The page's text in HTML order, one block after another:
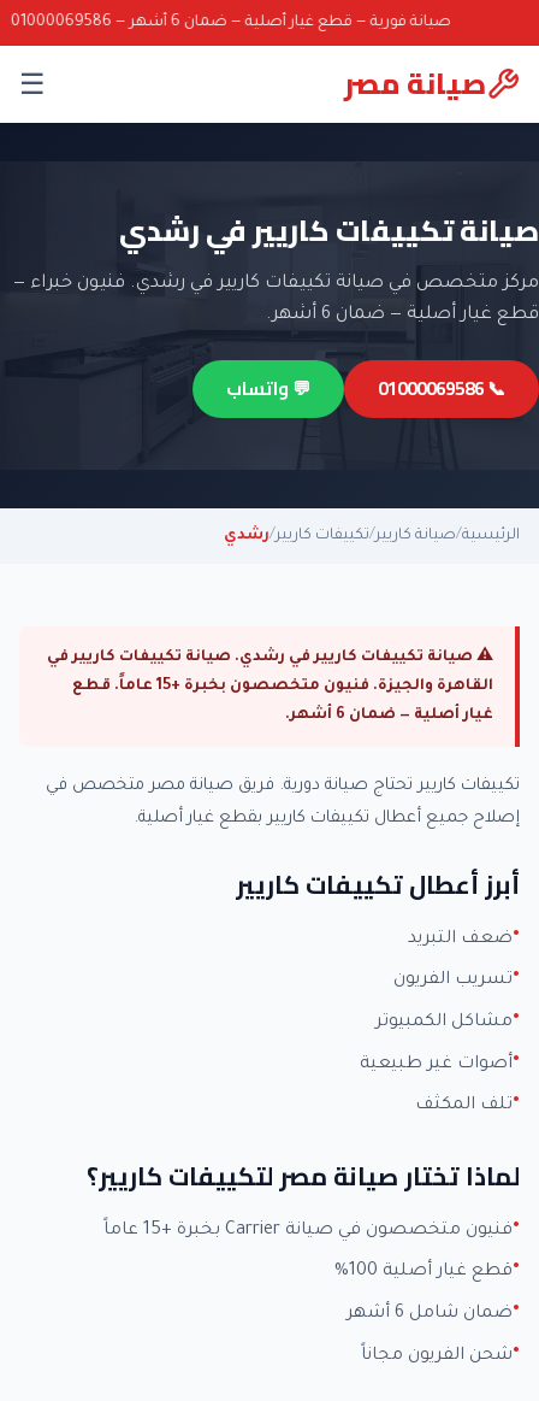
صيانة فورية — قطع غيار أصلية — ضمان 6 أشهر — 01000069586
صيانة مصر ☰
صيانة تكييفات كاريير في رشدي
مركز متخصص في صيانة تكييفات كاريير في رشدي. فنيون خبراء —
قطع غيار أصلية — ضمان 6 أشهر.
📞 01000069586 💬 واتساب
الرئيسية/صيانة كاريير/تكييفات كاريير/رشدي
⚠ صيانة تكييفات كاريير في رشدي. صيانة تكييفات كاريير في
القاهرة والجيزة. فنيون متخصصون بخبرة +15 عاماً. قطع
غيار أصلية — ضمان 6 أشهر.
تكييفات كاريير تحتاج صيانة دورية. فريق صيانة مصر متخصص في
إصلاح جميع أعطال تكييفات كاريير بقطع غيار أصلية.
أبرز أعطال تكييفات كاريير
ضعف التبريد
تسريب الفريون
مشاكل الكمبيوتر
أصوات غير طبيعية
تلف المكثف
لماذا تختار صيانة مصر لتكييفات كاريير؟
فنيون متخصصون في صيانة Carrier بخبرة +15 عاماً
قطع غيار أصلية 100%
ضمان شامل 6 أشهر
شحن الفريون مجاناً